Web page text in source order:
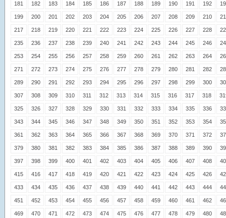
181 182 183 184 185 186 187 188 189 190 191 192
199 200 201 202 203 204 205 206 207 208 209 210
217 218 219 220 221 222 223 224 225 226 227 228
235 236 237 238 239 240 241 242 243 244 245 246
253 254 255 256 257 258 259 260 261 262 263 264
271 272 273 274 275 276 277 278 279 280 281 282
289 290 291 292 293 294 295 296 297 298 299 300
307 308 309 310 311 312 313 314 315 316 317 318
325 326 327 328 329 330 331 332 333 334 335 336
343 344 345 346 347 348 349 350 351 352 353 354
361 362 363 364 365 366 367 368 369 370 371 372
379 380 381 382 383 384 385 386 387 388 389 390
397 398 399 400 401 402 403 404 405 406 407 408
415 416 417 418 419 420 421 422 423 424 425 426
433 434 435 436 437 438 439 440 441 442 443 444
451 452 453 454 455 456 457 458 459 460 461 462
469 470 471 472 473 474 475 476 477 478 479 480